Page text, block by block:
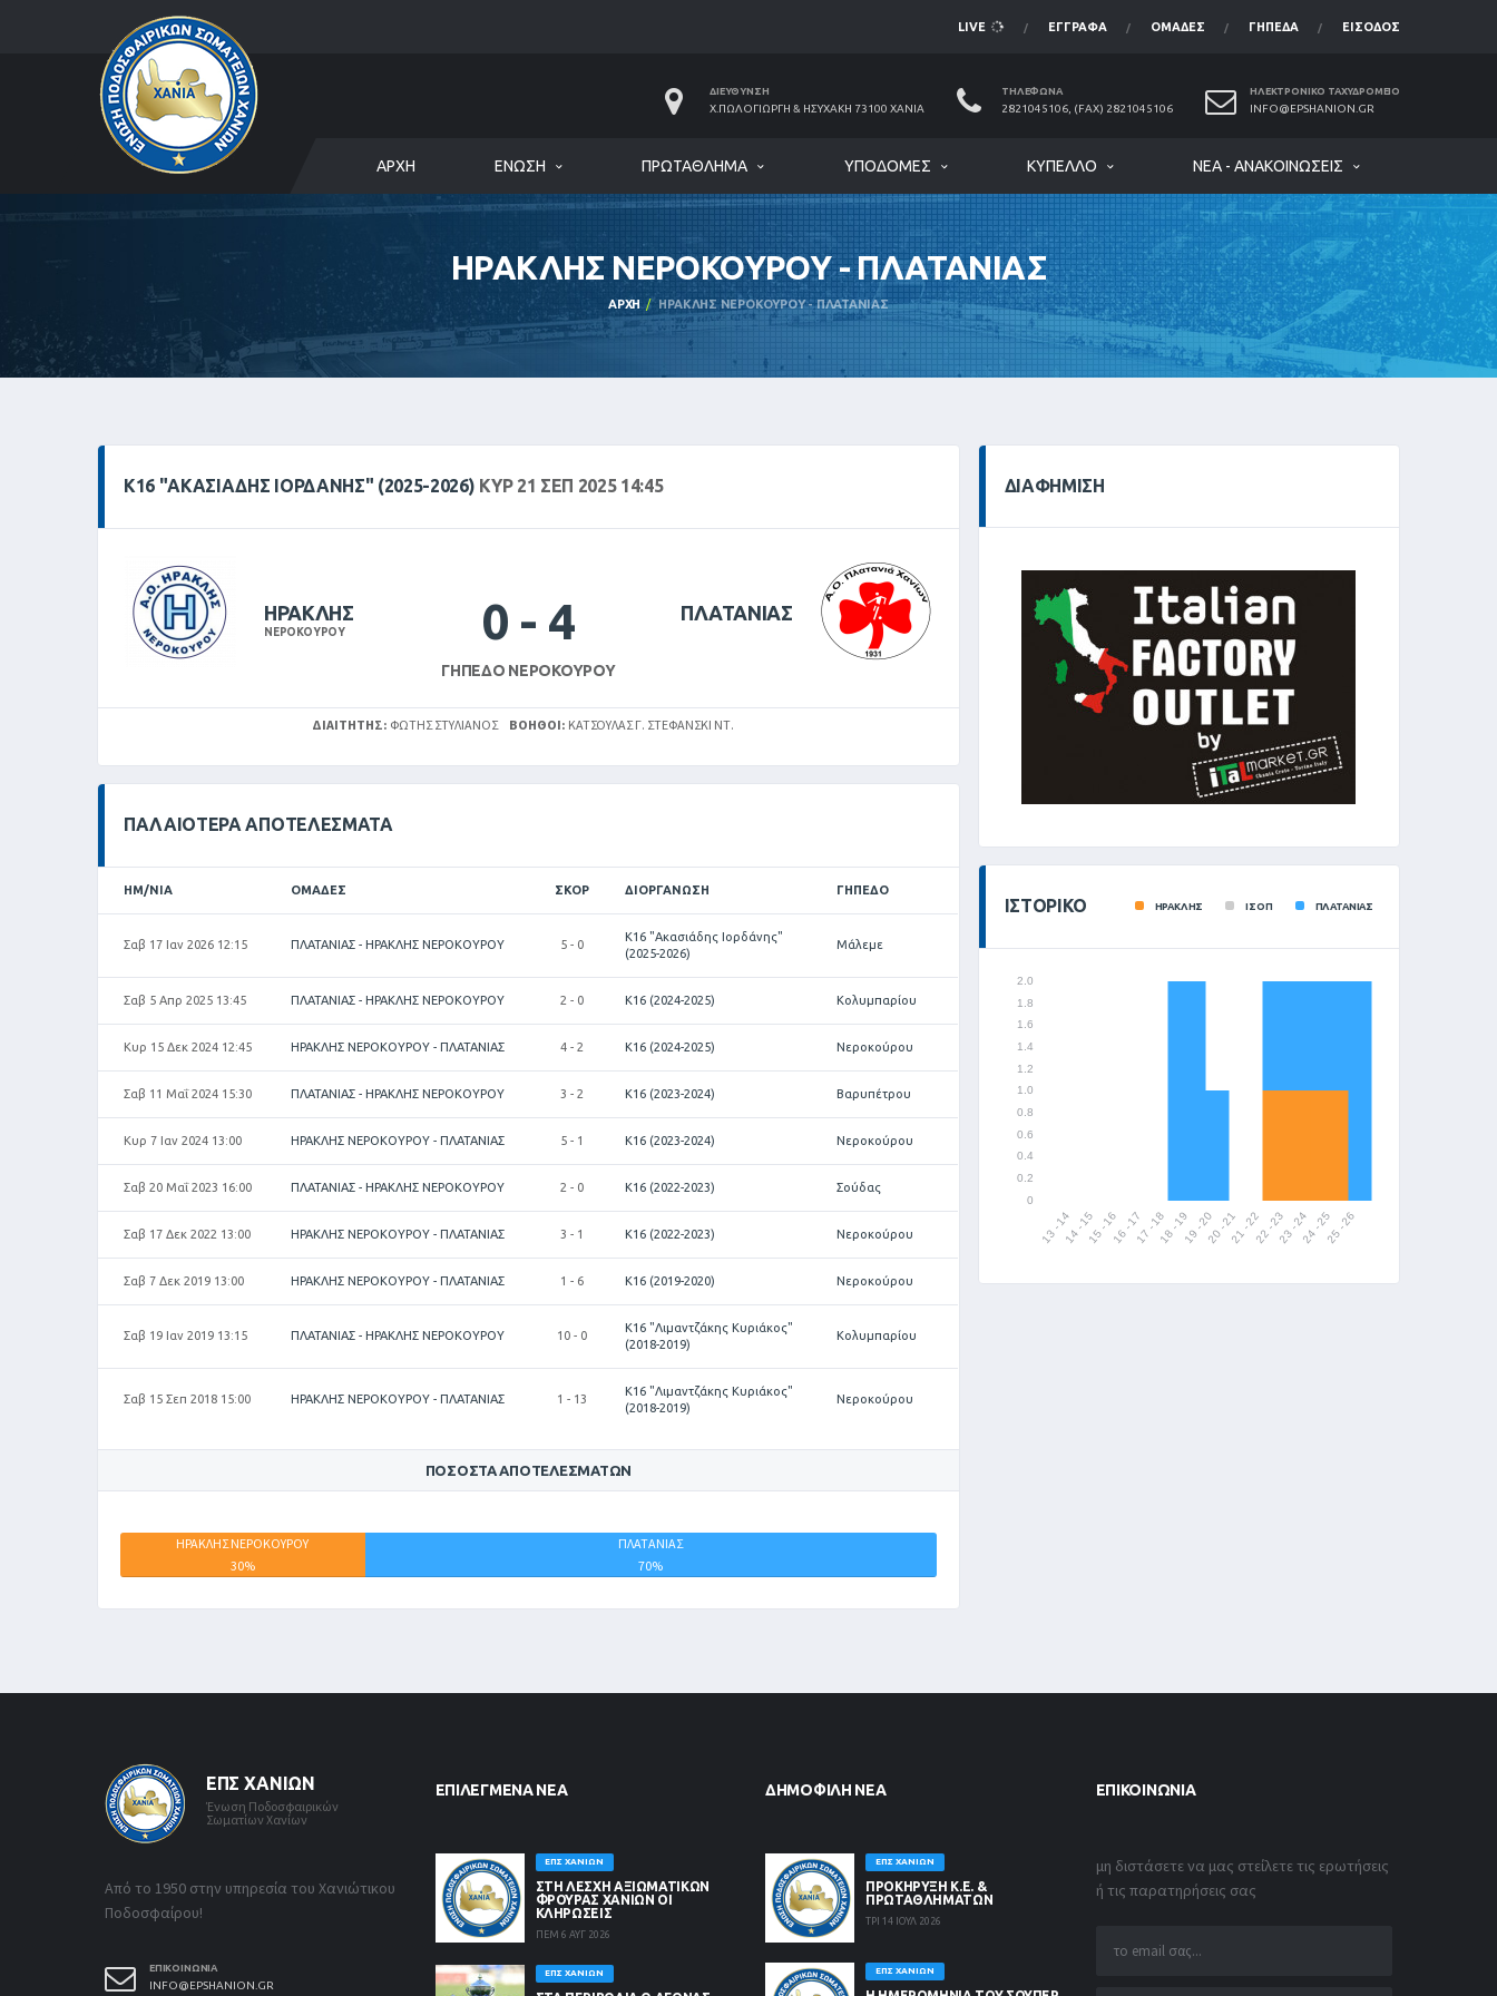
LIVE ΈΓΓΡΑΦΑ ΟΜΆΔΕΣ ΓΉΠΕΔΑ ΕΊΣΟΔΟΣ
ΔΙΕΎΘΥΝΣΗ
Χ.ΠΩΛΟΓΙΏΡΓΗ & ΗΣΥΧΆΚΗ 73100 ΧΑΝΙΆ
ΤΗΛΈΦΩΝΑ
2821045106, (FAX) 2821045106
ΗΛΕΚΤΡΟΝΙΚΌ ΤΑΧΥΔΡΟΜΕΊΟ
INFO@EPSHANION.GR
ΑΡΧΉ ΈΝΩΣΗ ΠΡΩΤΆΘΛΗΜΑ ΥΠΟΔΟΜΈΣ ΚΎΠΕΛΛΟ ΝΈΑ - ΑΝΑΚΟΙΝΏΣΕΙΣ
ΗΡΑΚΛΗΣ ΝΕΡΟΚΟΥΡΟΥ - ΠΛΑΤΑΝΙΑΣ
ΑΡΧΉ ΗΡΑΚΛΗΣ ΝΕΡΟΚΟΥΡΟΥ - ΠΛΑΤΑΝΙΑΣ
Κ16 "ΑΚΑΣΙΆΔΗΣ ΙΟΡΔΆΝΗΣ" (2025-2026) ΚΥΡ 21 ΣΕΠ 2025 14:45
ΗΡΑΚΛΗΣ
ΝΕΡΟΚΟΥΡΟΥ 0 - 4
ΓΉΠΕΔΟ ΝΕΡΟΚΟΎΡΟΥ
ΠΛΑΤΑΝΙΑΣ
ΔΙΑΙΤΗΤΉΣ: ΦΩΤΗΣ ΣΤΥΛΙΑΝΟΣ ΒΟΗΘΟΊ: ΚΑΤΣΟΥΛΑΣ Γ. ΣΤΕΦΑΝΣΚΙ ΝΤ.
ΠΑΛΑΙΌΤΕΡΑ ΑΠΟΤΕΛΈΣΜΑΤΑ
ΗΜ/ΝΊΑ ΟΜΆΔΕΣ ΣΚΟΡ ΔΙΟΡΓΆΝΩΣΗ ΓΉΠΕΔΟ
Σαβ 17 Ιαν 2026 12:15 ΠΛΑΤΑΝΙΑΣ - ΗΡΑΚΛΗΣ ΝΕΡΟΚΟΥΡΟΥ 5 - 0
Κ16 "Ακασιάδης Ιορδάνης"
(2025-2026)
Μάλεμε
Σαβ 5 Απρ 2025 13:45 ΠΛΑΤΑΝΙΑΣ - ΗΡΑΚΛΗΣ ΝΕΡΟΚΟΥΡΟΥ 2 - 0 Κ16 (2024-2025) Κολυμπαρίου
Κυρ 15 Δεκ 2024 12:45 ΗΡΑΚΛΗΣ ΝΕΡΟΚΟΥΡΟΥ - ΠΛΑΤΑΝΙΑΣ 4 - 2 Κ16 (2024-2025) Νεροκούρου
Σαβ 11 Μαΐ 2024 15:30 ΠΛΑΤΑΝΙΑΣ - ΗΡΑΚΛΗΣ ΝΕΡΟΚΟΥΡΟΥ 3 - 2 Κ16 (2023-2024) Βαρυπέτρου
Κυρ 7 Ιαν 2024 13:00 ΗΡΑΚΛΗΣ ΝΕΡΟΚΟΥΡΟΥ - ΠΛΑΤΑΝΙΑΣ 5 - 1 Κ16 (2023-2024) Νεροκούρου
Σαβ 20 Μαΐ 2023 16:00 ΠΛΑΤΑΝΙΑΣ - ΗΡΑΚΛΗΣ ΝΕΡΟΚΟΥΡΟΥ 2 - 0 Κ16 (2022-2023) Σούδας
Σαβ 17 Δεκ 2022 13:00 ΗΡΑΚΛΗΣ ΝΕΡΟΚΟΥΡΟΥ - ΠΛΑΤΑΝΙΑΣ 3 - 1 Κ16 (2022-2023) Νεροκούρου
Σαβ 7 Δεκ 2019 13:00 ΗΡΑΚΛΗΣ ΝΕΡΟΚΟΥΡΟΥ - ΠΛΑΤΑΝΙΑΣ 1 - 6 Κ16 (2019-2020) Νεροκούρου
Σαβ 19 Ιαν 2019 13:15 ΠΛΑΤΑΝΙΑΣ - ΗΡΑΚΛΗΣ ΝΕΡΟΚΟΥΡΟΥ 10 - 0
Κ16 "Λιμαντζάκης Κυριάκος"
(2018-2019)
Κολυμπαρίου
Σαβ 15 Σεπ 2018 15:00 ΗΡΑΚΛΗΣ ΝΕΡΟΚΟΥΡΟΥ - ΠΛΑΤΑΝΙΑΣ 1 - 13
Κ16 "Λιμαντζάκης Κυριάκος"
(2018-2019)
Νεροκούρου
ΠΟΣΟΣΤΆ ΑΠΟΤΕΛΕΣΜΆΤΩΝ
ΗΡΑΚΛΗΣ ΝΕΡΟΚΟΥΡΟΥ
30%
ΠΛΑΤΑΝΙΑΣ
70%
ΔΙΑΦΉΜΙΣΗ
ΙΣΤΟΡΙΚΌ ΗΡΑΚΛΗΣ ΙΣΟΠ ΠΛΑΤΑΝΙΑΣ
ΕΠΣ ΧΑΝΊΩΝ
Ένωση Ποδοσφαιρικών
Σωματίων Χανίων
Από το 1950 στην υπηρεσία του Χανιώτικου
Ποδοσφαίρου!
ΕΠΙΚΟΙΝΩΝΊΑ
INFO@EPSHANION.GR
ΕΠΙΛΕΓΜΈΝΑ ΝΈΑ
ΕΠΣ ΧΑΝΊΩΝ
ΣΤΗ ΛΈΣΧΗ ΑΞΙΩΜΑΤΙΚΏΝ
ΦΡΟΥΡΆΣ ΧΑΝΊΩΝ ΟΙ
ΚΛΗΡΏΣΕΙΣ
ΠΕΜ 6 ΑΥΓ 2026
ΕΠΣ ΧΑΝΊΩΝ
ΔΗΜΟΦΙΛΉ ΝΈΑ
ΕΠΣ ΧΑΝΊΩΝ
ΠΡΟΚΗΡΥΞΗ Κ.Ε. &
ΠΡΩΤΑΘΛΗΜΑΤΩΝ
ΤΡΙ 14 ΙΟΥΛ 2026
ΕΠΣ ΧΑΝΊΩΝ
ΕΠΙΚΟΙΝΩΝΊΑ
μη διστάσετε να μας στείλετε τις ερωτήσεις
ή τις παρατηρήσεις σας